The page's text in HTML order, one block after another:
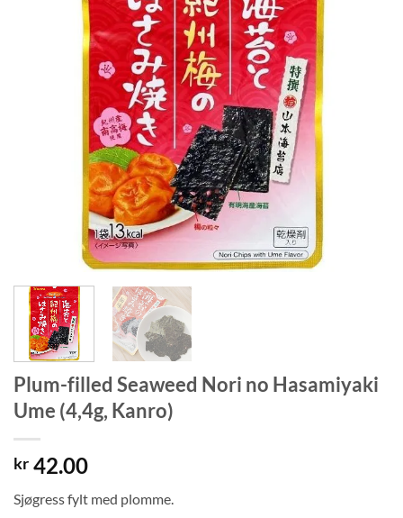
Plum-filled Seaweed Nori no Hasamiyaki
Ume (4,4g, Kanro)
kr 42.00
Sjøgress fylt med plomme.